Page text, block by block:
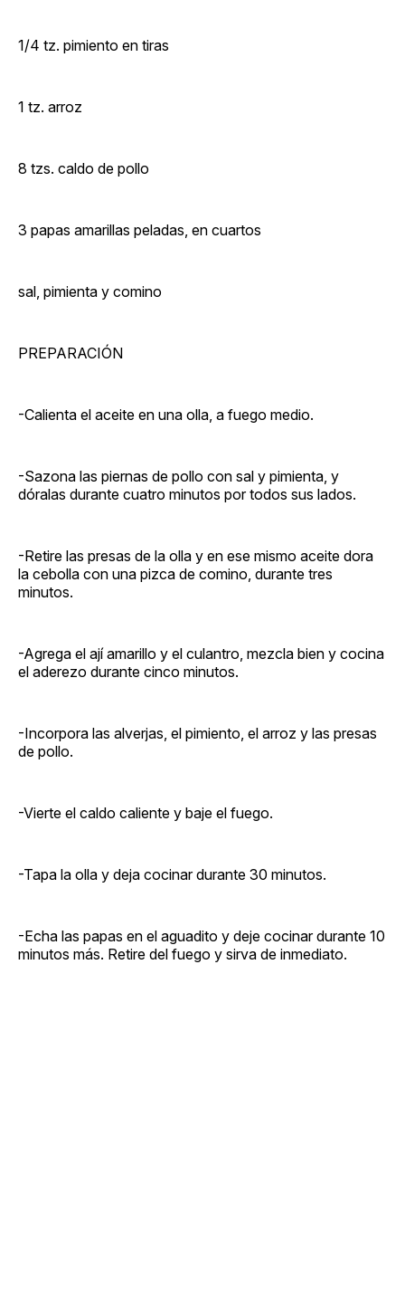
1/4 tz. pimiento en tiras
1 tz. arroz
8 tzs. caldo de pollo
3 papas amarillas peladas, en cuartos
sal, pimienta y comino
PREPARACIÓN
-Calienta el aceite en una olla, a fuego medio.
-Sazona las piernas de pollo con sal y pimienta, y
dóralas durante cuatro minutos por todos sus lados.
-Retire las presas de la olla y en ese mismo aceite dora
la cebolla con una pizca de comino, durante tres
minutos.
-Agrega el ají amarillo y el culantro, mezcla bien y cocina
el aderezo durante cinco minutos.
-Incorpora las alverjas, el pimiento, el arroz y las presas
de pollo.
-Vierte el caldo caliente y baje el fuego.
-Tapa la olla y deja cocinar durante 30 minutos.
-Echa las papas en el aguadito y deje cocinar durante 10
minutos más. Retire del fuego y sirva de inmediato.